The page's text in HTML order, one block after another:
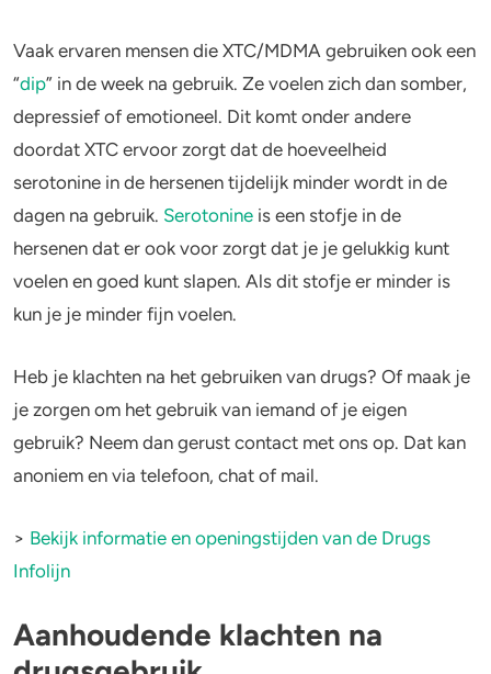
Vaak ervaren mensen die XTC/MDMA gebruiken ook een
“dip” in de week na gebruik. Ze voelen zich dan somber,
depressief of emotioneel. Dit komt onder andere
doordat XTC ervoor zorgt dat de hoeveelheid
serotonine in de hersenen tijdelijk minder wordt in de
dagen na gebruik. Serotonine is een stofje in de
hersenen dat er ook voor zorgt dat je je gelukkig kunt
voelen en goed kunt slapen. Als dit stofje er minder is
kun je je minder fijn voelen.
Heb je klachten na het gebruiken van drugs? Of maak je
je zorgen om het gebruik van iemand of je eigen
gebruik? Neem dan gerust contact met ons op. Dat kan
anoniem en via telefoon, chat of mail.
> Bekijk informatie en openingstijden van de Drugs
Infolijn
Aanhoudende klachten na